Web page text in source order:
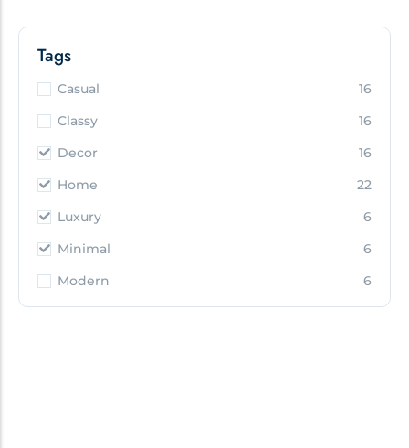
Tags
Casual
16
Classy
16
Decor
16
Home
22
Luxury
6
Minimal
6
Modern
6